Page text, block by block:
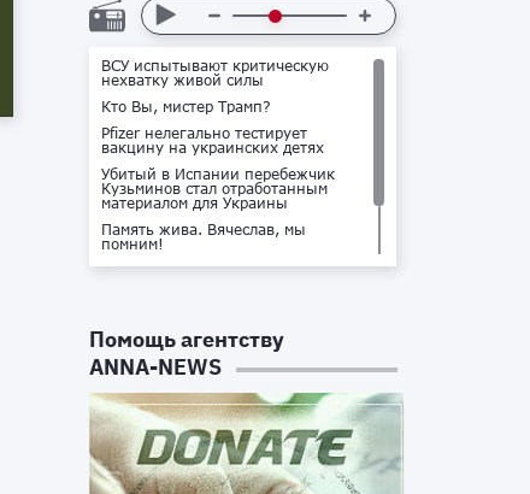
ВСУ испытывают критическую
нехватку живой силы
Кто Вы, мистер Трамп?
Pfizer нелегально тестирует
вакцину на украинских детях
Убитый в Испании перебежчик
Кузьминов стал отработанным
материалом для Украины
Память жива. Вячеслав, мы
помним!
Не доставайся ты никому!
Помощь агентству
ANNA-NEWS